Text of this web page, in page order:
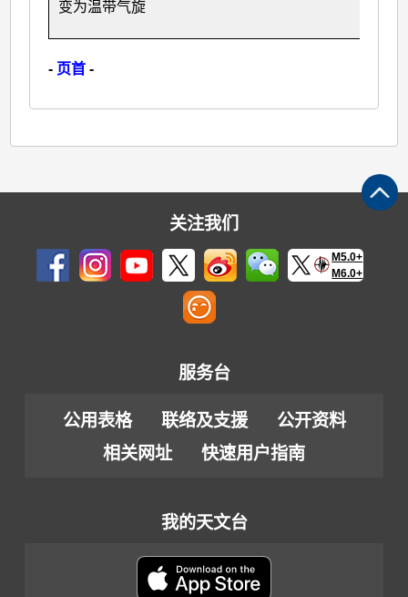
变为温带气旋
- 页首 -
关注我们
M5.0+
M6.0+
服务台
公用表格 联络及支援
公开资料
相关网址
快速用户指南
我的天文台